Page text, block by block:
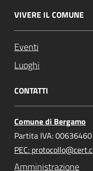
VIVERE IL COMUNE
Eventi
Luoghi
CONTATTI
Comune di Bergamo
Partita IVA:
PEC:
Amministrazione